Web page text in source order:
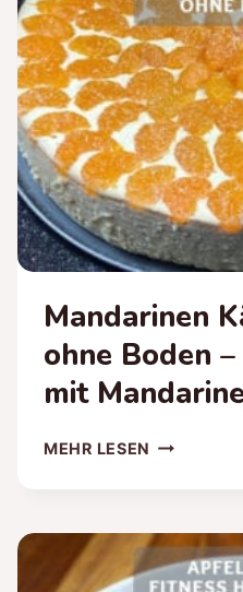
REZEPT!
Mandarinen
ohne Boden
mit
MEHR LESEN
–